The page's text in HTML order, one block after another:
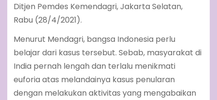
Ditjen Pemdes Kemendagri, Jakarta Selatan,
Rabu (28/4/2021).
Menurut Mendagri, bangsa Indonesia perlu
belajar dari kasus tersebut. Sebab, masyarakat di
India pernah lengah dan terlalu menikmati
euforia atas melandainya kasus penularan
dengan melakukan aktivitas yang mengabaikan